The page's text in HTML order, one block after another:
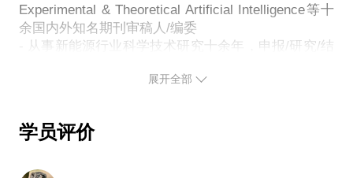
◎ 学术科研工作诀窍和秘籍、套路和规则（附赠）
作为一个全程修炼完本硕博的过来人，我将把众多的
励的经验与你分享，结合大家以下常见的问题介绍自
环：
-我适合读博士吗
Experimental & Theoretical Artificial Intelligence等十
余国内外知名期刊审稿人/编委
- 从事新能源行业科学技术研究十余年，申报/研究/结
源汽车/航空航天/人工智能等多领域的知识背景、资
展开全部
学员评价